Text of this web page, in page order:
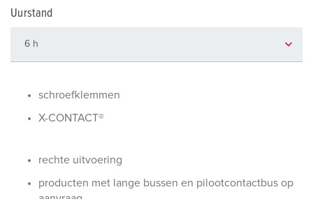
Uurstand
schroefklemmen
X-CONTACT®
rechte uitvoering
producten met lange bussen en pilootcontactbus op